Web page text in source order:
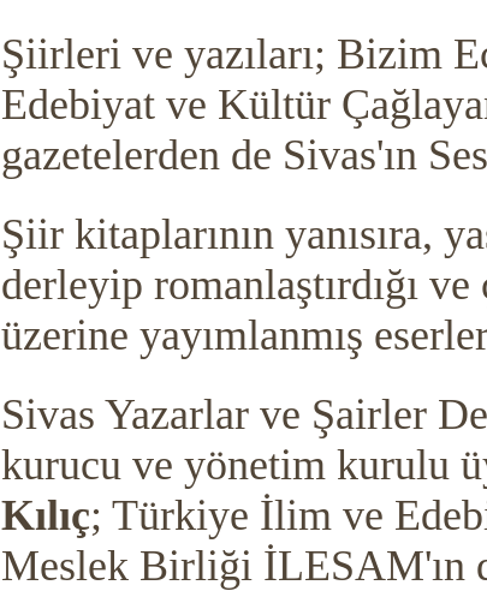
Şiirleri ve yazıları; Bizim
Edebiyat ve Kültür
gazetelerden de Sivas'ın
Şiir kitaplarının yanısıra,
derleyip romanlaştırdığı ve
üzerine yayımlanmış
Sivas Yazarlar ve Şairler
kurucu ve yönetim kurulu
Kılıç; Türkiye İlim ve
Meslek Birliği İLESAM'ın